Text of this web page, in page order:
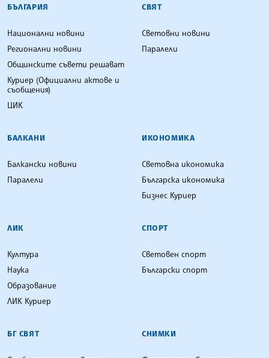
БЪЛГАРИЯ
Национални новини
Регионални новини
Общинските съвети решават
Куриер (Официални актове и
съобщения)
ЦИК
СВЯТ
Световни новини
Паралели
БАЛКАНИ
Балкански новини
Паралели
ИКОНОМИКА
Световна икономика
Българска икономика
Бизнес Куриер
ЛИК
Култура
Наука
Образование
ЛИК Куриер
СПОРТ
Световен спорт
Български спорт
БГ СВЯТ СНИМКИ